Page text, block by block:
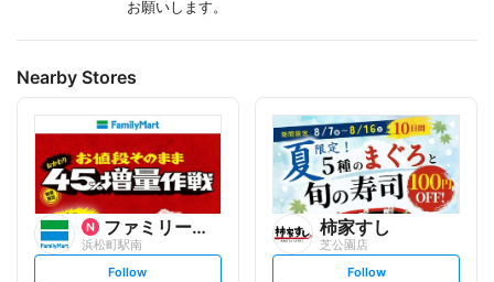
お願いします。
Nearby Stores
ファミリーマート
浜松町駅南
s
Follow
柿家すし
芝公園店
s
Follow